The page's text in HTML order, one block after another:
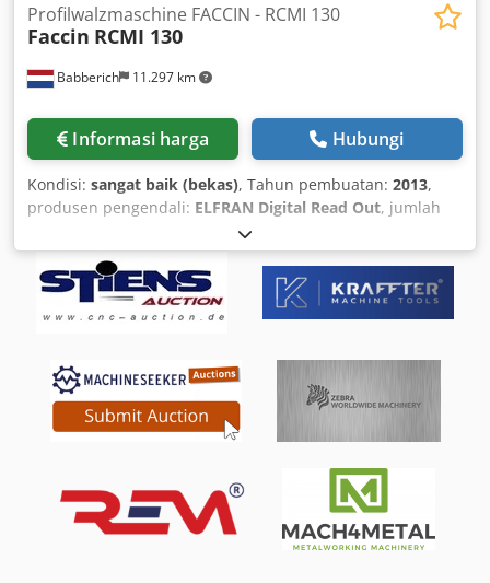
Babberich 11.297 km
Profilwalzmaschine FACCIN - RCMI 130
Faccin RCMI 130
Informasi harga Hubungi
Kondisi: sangat baik (bekas), Tahun pembuatan: 2013,
produsen pengendali: ELFRAN Digital Read Out, jumlah
130 mm
kg, panjang total:2.200 mm, lebar total:2.400 mm, tinggi
total:2.000 mm, Profile Bending Machine FACCIN - RCMI
130 MACH-ID 9451 Manufacturer: FACCIN Model: RCMI 130
Control: ELFRAN Digital Read Out Year of Manufacture:
display Set of hardened universal rolls Set of hardened
profile rolls Horizontal and vertical operation Roll shaft
diameter: 130 mm Number of rolls: 3 Capacity flat bar: 240
x 30 x 1000 mm Capacity tube: 140 x 5 x 1500 mm (Ø)
profile: 140 x 15 x 1400 mm Dcedpfeyrq Dvex Aarek
Capacity HEA profile: 160 x 1700 mm Working speed: 0 -
6000 mm/min Side support: 2 x hydraulic side arms
Length: 2200 mm Width: 2400 mm Height: 2000 mm